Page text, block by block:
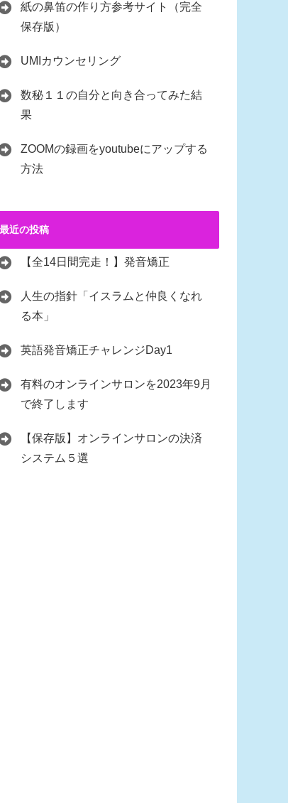
紙の鼻笛の作り方参考サイト（完全
保存版）
UMIカウンセリング
数秘１１の自分と向き合ってみた結
果
ZOOMの録画をyoutubeにアップする
方法
最近の投稿
【全14日間完走！】発音矯正
人生の指針「イスラムと仲良くなれ
る本」
英語発音矯正チャレンジDay1
有料のオンラインサロンを2023年9月
で終了します
【保存版】オンラインサロンの決済
システム５選